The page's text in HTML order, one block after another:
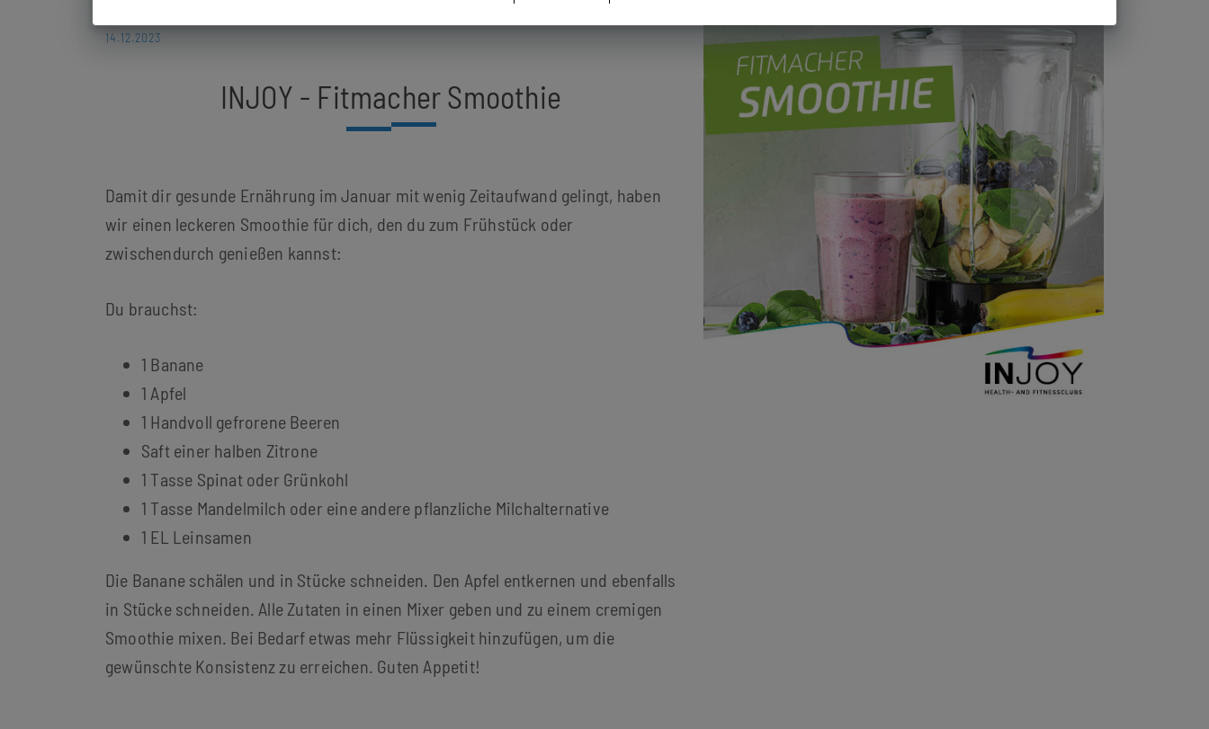
14.12.2023
INJOY - Fitmacher Smoothie
Damit dir gesunde Ernährung im Januar mit wenig Zeitaufwand gelingt, haben
wir einen leckeren Smoothie für dich, den du zum Frühstück oder
zwischendurch genießen kannst:
Du brauchst:
1 Banane
1 Apfel
1 Handvoll gefrorene Beeren
Saft einer halben Zitrone
1 Tasse Spinat oder Grünkohl
1 Tasse Mandelmilch oder eine andere pflanzliche Milchalternative
1 EL Leinsamen
Die Banane schälen und in Stücke schneiden. Den Apfel entkernen und ebenfalls
in Stücke schneiden. Alle Zutaten in einen Mixer geben und zu einem cremigen
Smoothie mixen. Bei Bedarf etwas mehr Flüssigkeit hinzufügen, um die
gewünschte Konsistenz zu erreichen. Guten Appetit!